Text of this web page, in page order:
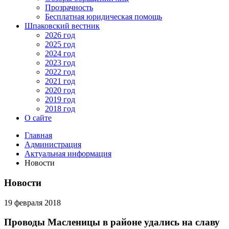
Прозрачность
Бесплатная юридическая помощь
Шпаковский вестник
2026 год
2025 год
2024 год
2023 год
2022 год
2021 год
2020 год
2019 год
2018 год
О сайте
Главная
Администрация
Актуальная информация
Новости
Новости
19 февраля 2018
Проводы Масленицы в районе удались на славу